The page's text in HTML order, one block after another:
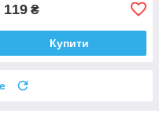
119 ₴
Купити